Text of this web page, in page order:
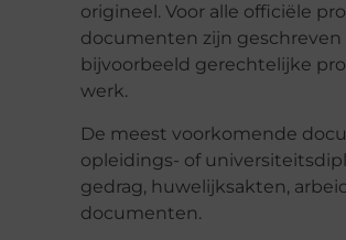
origineel. Voor alle officiële
documenten zijn
bijvoorbeeld gerechtelijke
werk.
De meest voorkomende
opleidings- of
gedrag, huwelijksakten,
documenten.